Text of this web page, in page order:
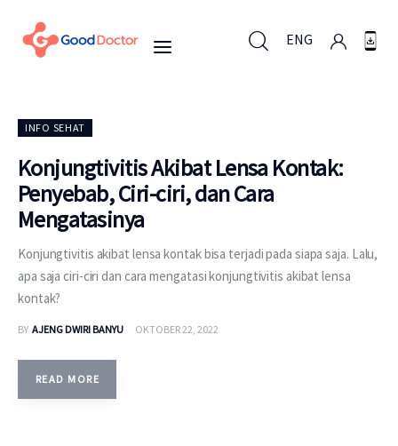
ENG
Untuk Bisnis
Untuk Anda
Mengapa Good Doctor
Berita
Layanan
INFO SEHAT
Konjungtivitis Akibat Lensa Kontak:
Penyebab, Ciri-ciri, dan Cara
Mengatasinya
Konjungtivitis akibat lensa kontak bisa terjadi pada siapa saja. Lalu,
apa saja ciri-ciri dan cara mengatasi konjungtivitis akibat lensa
kontak?
BY AJENG DWIRI BANYU OKTOBER 22, 2022
READ MORE